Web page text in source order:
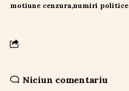
motiune cenzura numiri politice
Niciun comentariu